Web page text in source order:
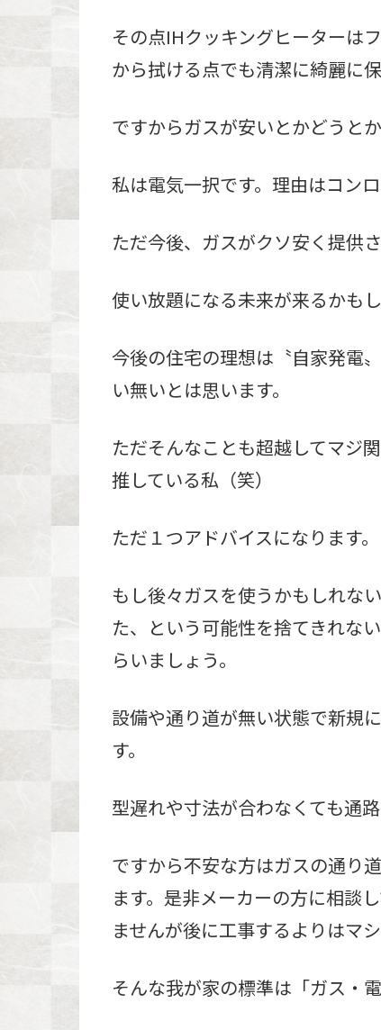
その点IHクッキングヒーターは
から拭ける点でも清潔に綺麗に保
ですからガスが安いとかどうと
私は電気一択です。理由はコンロ
ただ今後、ガスがクソ安く提供
使い放題になる未来が来るかも
今後の住宅の理想は〝自家発電
い無いとは思います。
ただそんなことも超越してマジ
推している私（笑）
ただ１つアドバイスになります。
もし後々ガスを使うかもしれな
た、という可能性を捨てきれな
らいましょう。
設備や通り道が無い状態で新規
す。
型遅れや寸法が合わなくても通
ですから不安な方はガスの通り
ます。是非メーカーの方に相談
ませんが後に工事するよりはマシ
そんな我が家の標準は「ガス・